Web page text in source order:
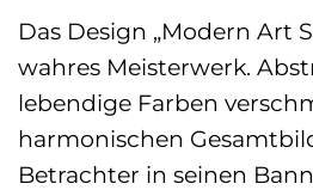
Das Design „Modern Art
wahres Meisterwerk.
lebendige Farben
harmonischen
Betrachter in seinen